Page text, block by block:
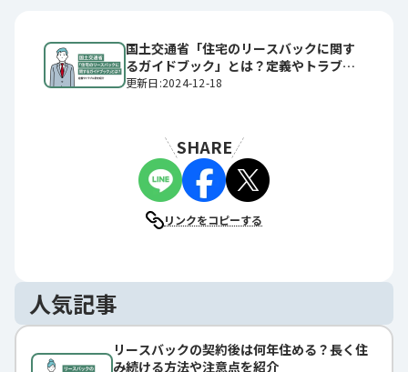
国土交通省「住宅のリースバックに関す
るガイドブック」とは？定義やトラブル
例を紹介
更新日:2024-12-18
SHARE
リンクをコピーする
人気記事
リースバックの契約後は何年住める？長く住
み続ける方法や注意点を紹介